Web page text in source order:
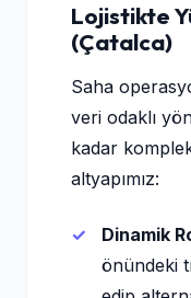
Lojistikte
(Çatalca)
Saha
veri odaklı
kadar
altyapımız:
Dinamik
önündeki